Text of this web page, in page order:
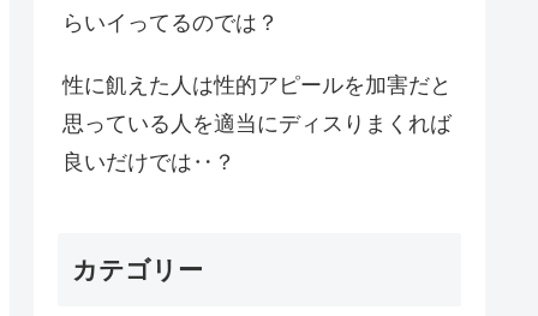
らいイってるのでは？
性に飢えた人は性的アピールを加害だと
思っている人を適当にディスりまくれば
良いだけでは‥？
カテゴリー